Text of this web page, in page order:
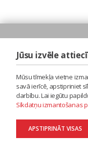
Jūsu izvēle
Mūsu tīmekļa vietne
savā ierīcē, apstipriniet
darbību. Lai iegūtu
Sīkdatņu izmantošanas
APSTIPRINĀT VISAS